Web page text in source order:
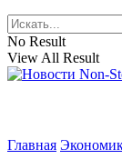
No Result
View All Result
Главная